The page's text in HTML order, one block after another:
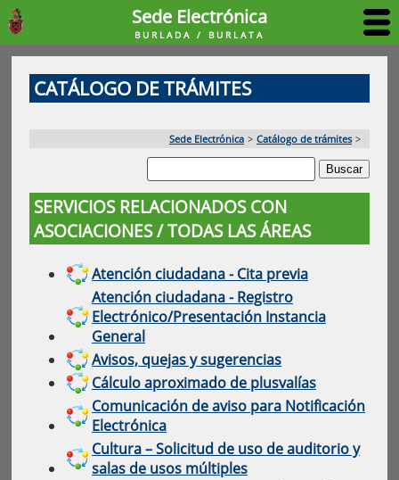
Sede Electrónica
BURLADA / BURLATA
CATÁLOGO DE TRÁMITES
Sede Electrónica > Catálogo de trámites >
SERVICIOS RELACIONADOS CON
ASOCIACIONES / TODAS LAS ÁREAS
Atención ciudadana - Cita previa
Atención ciudadana - Registro
Electrónico/Presentación Instancia
General
Avisos, quejas y sugerencias
Cálculo aproximado de plusvalías
Comunicación de aviso para Notificación
Electrónica
Cultura – Solicitud de uso de auditorio y
salas de usos múltiples